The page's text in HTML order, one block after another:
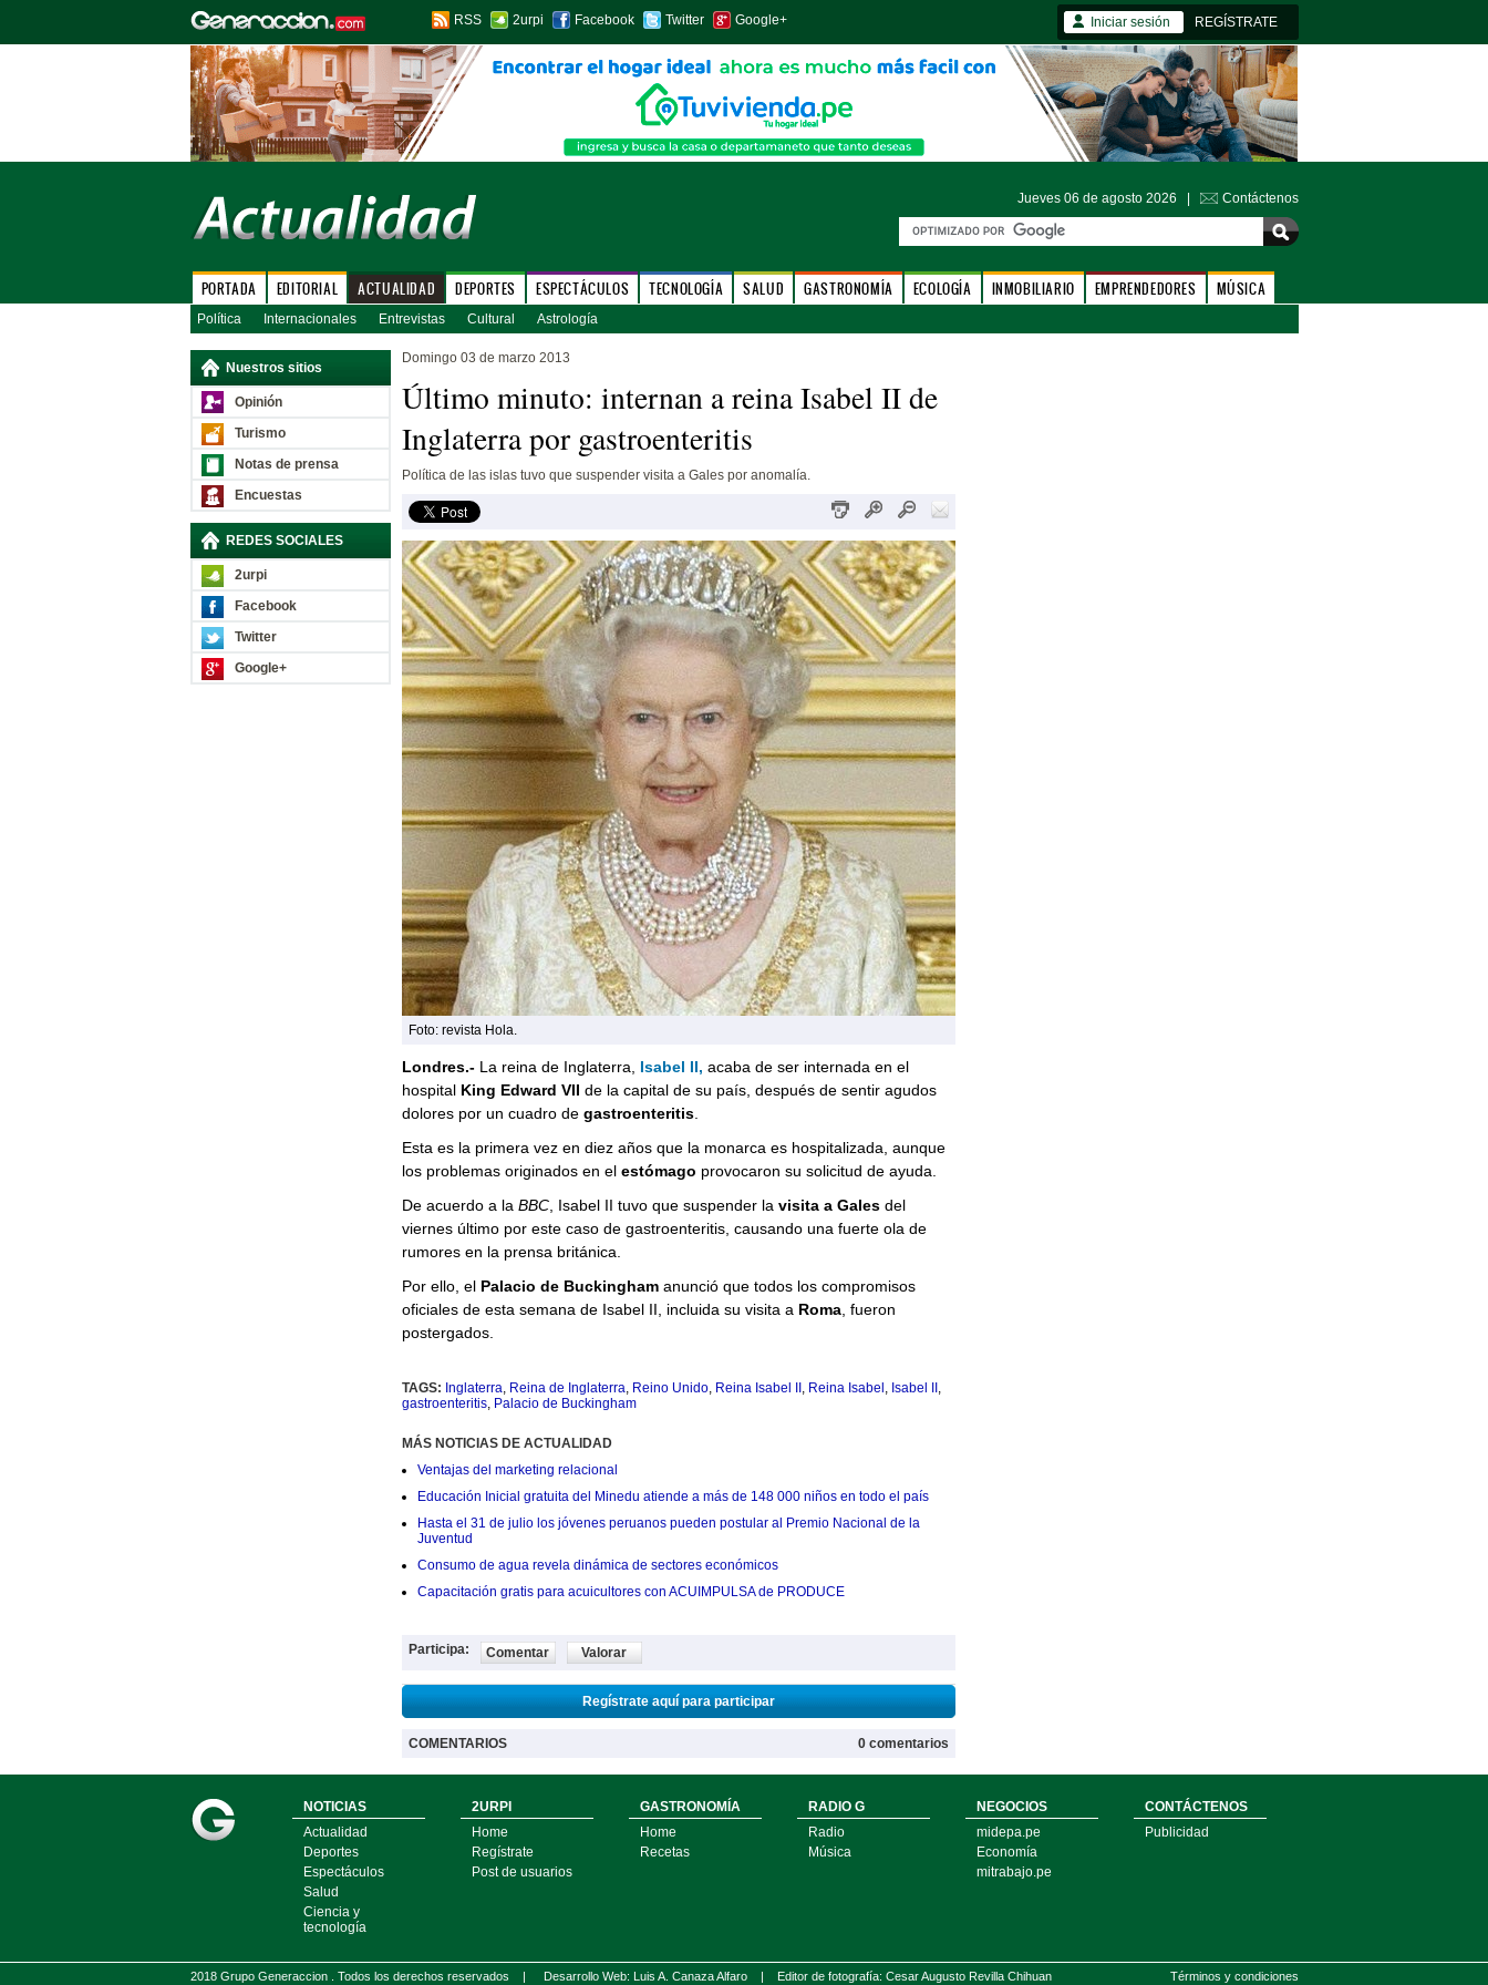
RSS 2urpi Facebook Twitter Google+ Iniciar sesión REGÍSTRATE
Jueves 06 de agosto 2026 | Contáctenos
PORTADA EDITORIAL ACTUALIDAD DEPORTES ESPECTÁCULOS TECNOLOGÍA SALUD GASTRONOMÍA ECOLOGÍA INMOBILIARIO EMPRENDEDORES MÚSICA
Política Internacionales Entrevistas Cultural Astrología
Nuestros sitios
Opinión
Turismo
Notas de prensa
Encuestas
REDES SOCIALES
2urpi
Facebook
Twitter
Google+
Domingo 03 de marzo 2013
Último minuto: internan a reina Isabel II de
Inglaterra por gastroenteritis
Política de las islas tuvo que suspender visita a Gales por anomalía.
Foto: revista Hola.
Londres.-La reina de Inglaterra, Isabel II, acaba de ser internada en el
hospital King Edward VII de la capital de su país, después de sentir agudos
dolores por un cuadro de gastroenteritis.
Esta es la primera vez en diez años que la monarca es hospitalizada, aunque
los problemas originados en el estómago provocaron su solicitud de ayuda.
De acuerdo a la BBC, Isabel II tuvo que suspender la visita a Galesdel
viernes último por este caso de gastroenteritis, causando una fuerte ola de
rumores en la prensa británica.
Por ello, el Palacio de Buckinghamanunció que todos los compromisos
oficiales de esta semana de Isabel II, incluida su visita a Roma, fueron
postergados.
TAGS: Inglaterra, Reina de Inglaterra, Reino Unido, Reina Isabel II , Reina Isabel , Isabel II
,
gastroenteritis, Palacio de Buckingham
MÁS NOTICIAS DE ACTUALIDAD
Ventajas del marketing relacional
Educación Inicial gratuita del Minedu atiende a más de 148 000 niños en todo el país
Hasta el 31 de julio los jóvenes peruanos pueden postular al Premio Nacional de la
Juventud
Consumo de agua revela dinámica de sectores económicos
Capacitación gratis para acuicultores con ACUIMPULSA de PRODUCE
Participa: Comentar Valorar
Regístrate aquí para participar
COMENTARIOS 0 comentarios
NOTICIAS
Actualidad
Deportes
Espectáculos
Salud
Ciencia y
tecnología
2URPI
Home
Regístrate
Post de usuarios
GASTRONOMÍA
Home
Recetas
RADIO G
Radio
Música
NEGOCIOS
midepa.pe
Economía
mitrabajo.pe
CONTÁCTENOS
Publicidad
2018 Grupo Generaccion . Todos los derechos reservados | Desarrollo Web: Luis A. Canaza Alfaro | Editor de fotografía: Cesar Augusto Revilla Chihuan Términos y condiciones